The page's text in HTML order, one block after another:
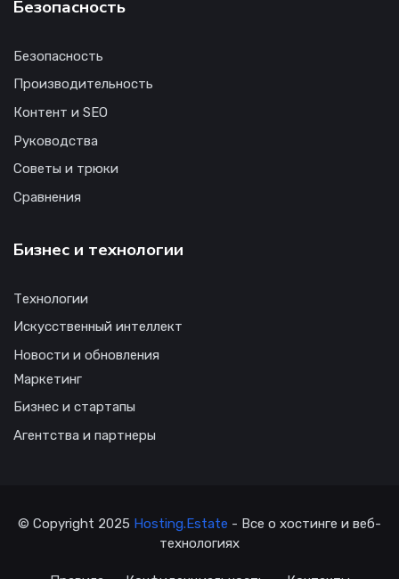
Безопасность
Безопасность
Производительность
Контент и SEO
Руководства
Советы и трюки
Сравнения
Бизнес и технологии
Технологии
Искусственный интеллект
Новости и обновления
Маркетинг
Бизнес и стартапы
Агентства и партнеры
© Copyright 2025 Hosting.Estate - Все о хостинге и веб-
технологиях